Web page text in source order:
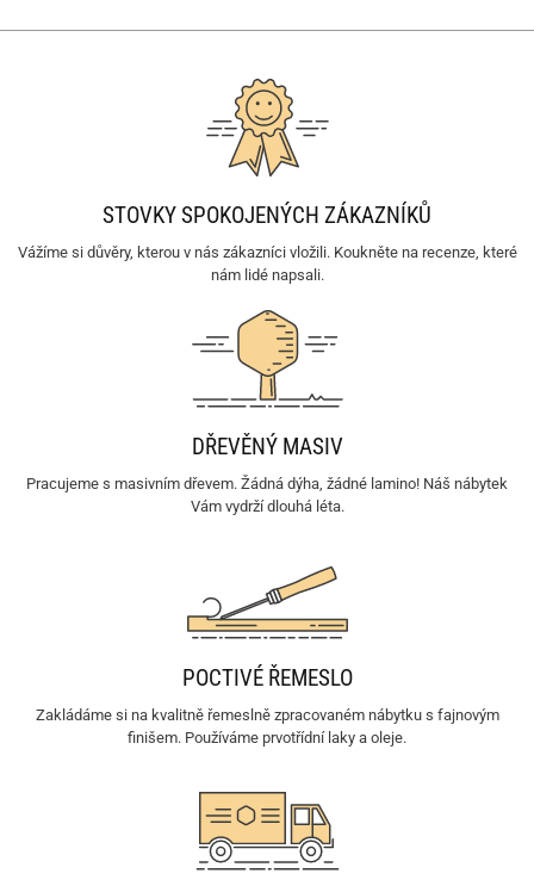
STOVKY SPOKOJENÝCH ZÁKAZNÍKŮ
Vážíme si důvěry, kterou v nás zákazníci vložili. Koukněte na recenze, které
nám lidé napsali.
DŘEVĚNÝ MASIV
Pracujeme s masivním dřevem. Žádná dýha, žádné lamino! Náš nábytek
Vám vydrží dlouhá léta.
POCTIVÉ ŘEMESLO
Zakládáme si na kvalitně řemeslně zpracovaném nábytku s fajnovým
finišem. Používáme prvotřídní laky a oleje.